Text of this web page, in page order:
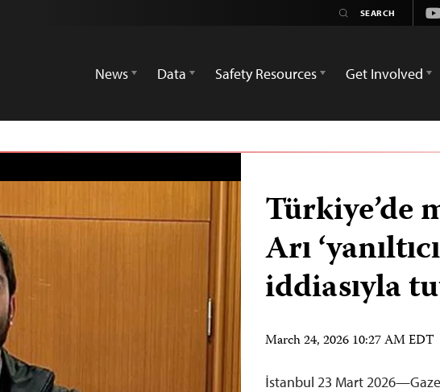
News
Data Safety Resources Get Involved
Türkiye’de
Arı
iddiasıyla
March 24, 2026 10:27 AM EDT
İstanbul 23 Mart